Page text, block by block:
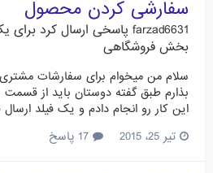
سفارشی کردن محصول
farzad6631 پاسخی ارسال کرد برای
بخش فروشگاهی
سلام من میخوام برای سفارشات
بذارم طبق گفته دوستان باید از
این کار رو انجام دادم و یک فیلد ارسال
تیر 25، 2015